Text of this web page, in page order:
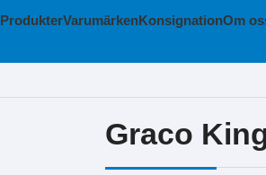
ProdukterVarumärkenKonsignationOm
Graco